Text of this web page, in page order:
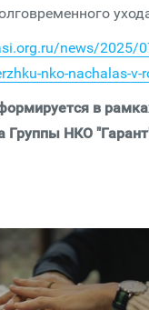
news/2025/
nko-nachalas-v-
в
Группы НКО